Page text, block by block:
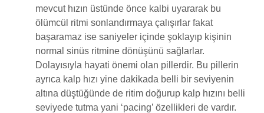
mevcut hızın üstünde önce kalbi uyararak bu
ölümcül ritmi sonlandırmaya çalışırlar fakat
başaramaz ise saniyeler içinde şoklayıp kişinin
normal sinüs ritmine dönüşünü sağlarlar.
Dolayısıyla hayati önemi olan pillerdir. Bu pillerin
ayrıca kalp hızı yine dakikada belli bir seviyenin
altına düştüğünde de ritim doğurup kalp hızını belli
seviyede tutma yani ‘pacing’ özellikleri de vardır.